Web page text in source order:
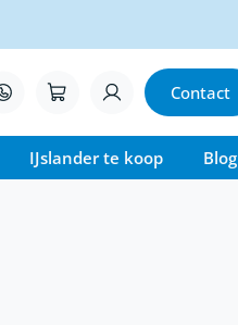
Contact
IJslander te koop Blog